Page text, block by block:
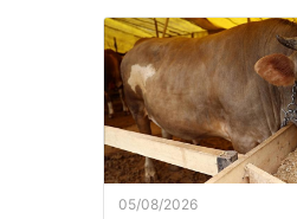
05/08/2026